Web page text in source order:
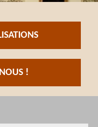
!